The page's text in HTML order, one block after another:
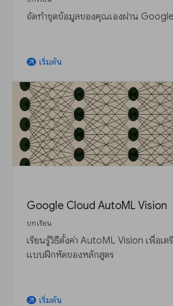
จัดทำชุดข้อมูลของคุณเองผ่าน
arrow_outward เริ่มต้น
Google Cloud AutoML Vision
บทเรียน
เรียนรู้วิธีตั้งค่า AutoML Vision เพื่อเ
แบบฝึกหัดของหลักสูตร
arrow_outward เริ่มต้น